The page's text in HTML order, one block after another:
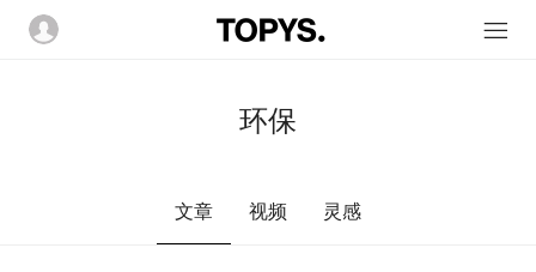
环保
文章 视频 灵感